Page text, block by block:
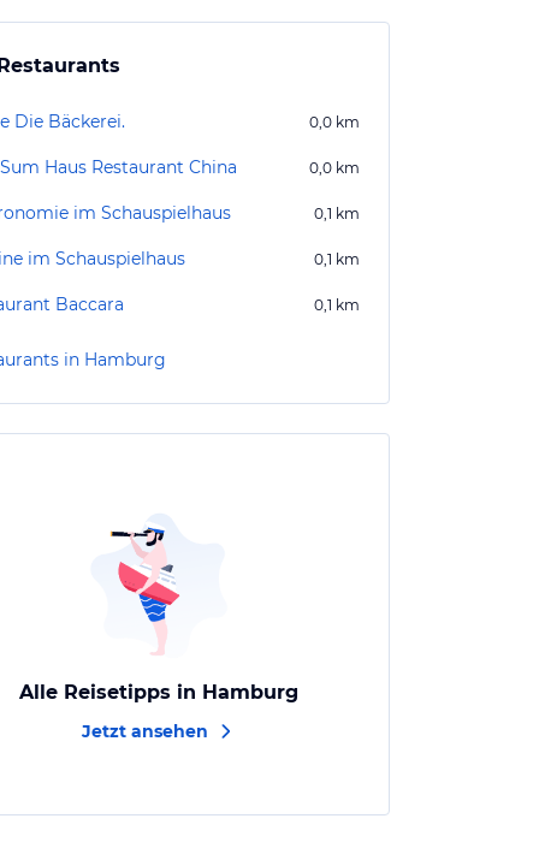
Die Bäckerei. 0,0 km
Haus Restaurant China 0,0 km
im Schauspielhaus 0,1 km
im Schauspielhaus 0,1 km
Baccara 0,1 km
in Hamburg
Alle Reisetipps in Hamburg
Jetzt ansehen